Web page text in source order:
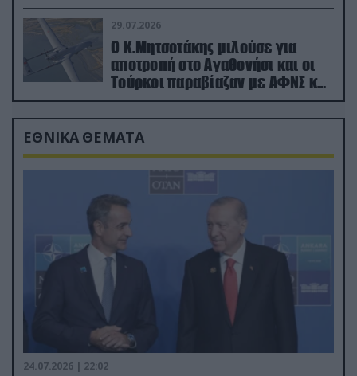
29.07.2026
Ο Κ.Μητσοτάκης μιλούσε για
αποτροπή στο Αγαθονήσι και οι
Τούρκοι παραβίαζαν με ΑΦΝΣ και
drone
ΕΘΝΙΚΑ ΘΕΜΑΤΑ
24.07.2026 | 22:02